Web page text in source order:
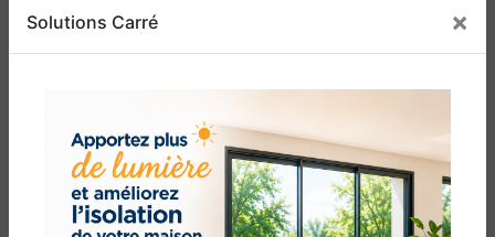
Solutions Carré ×
Leucate, Solutions Carré s'engage à fournir un
tout au long du processus, de la sélection de la
professionnelle. Nous comprenons que l'achat
d'une porte de garage est un investissement,
c'est pourquoi nous nous efforçons de garantir
votre satisfaction à long terme.